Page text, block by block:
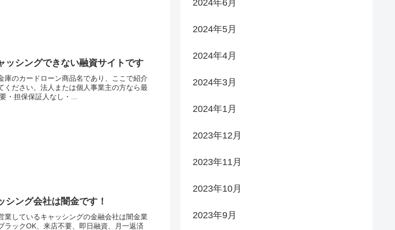
ッシングできない融資サイトです
のカードローン商品名であり、ここで紹介
ださい。法人または個人事業主の方なら最
・担保保証人なし・...
ング会社は闇金です！
業しているキャッシングの金融会社は闇金業
ラックOK、来店不要、即日融資、月一返済
2024年6月
2024年5月
2024年4月
2024年3月
2024年1月
2023年12月
2023年11月
2023年10月
2023年9月